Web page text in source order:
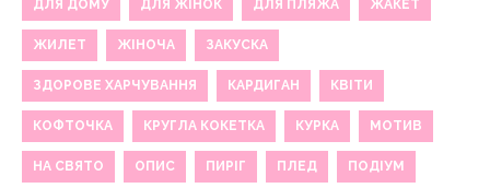
ДЛЯ ДОМУ ДЛЯ ЖІНОК ДЛЯ ПЛЯЖА ЖАКЕТ
ЖИЛЕТ ЖІНОЧА ЗАКУСКА
ЗДОРОВЕ ХАРЧУВАННЯ КАРДИГАН КВІТИ
КОФТОЧКА КРУГЛА КОКЕТКА КУРКА МОТИВ
НА СВЯТО ОПИС ПИРІГ ПЛЕД ПОДІУМ